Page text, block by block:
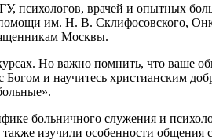
психологов, врачей и опытных
им. Н. В. Склифосовского,
Москвы.
Но важно помнить, что ваше
и научитесь христианским
больничного служения и
изучили особенности